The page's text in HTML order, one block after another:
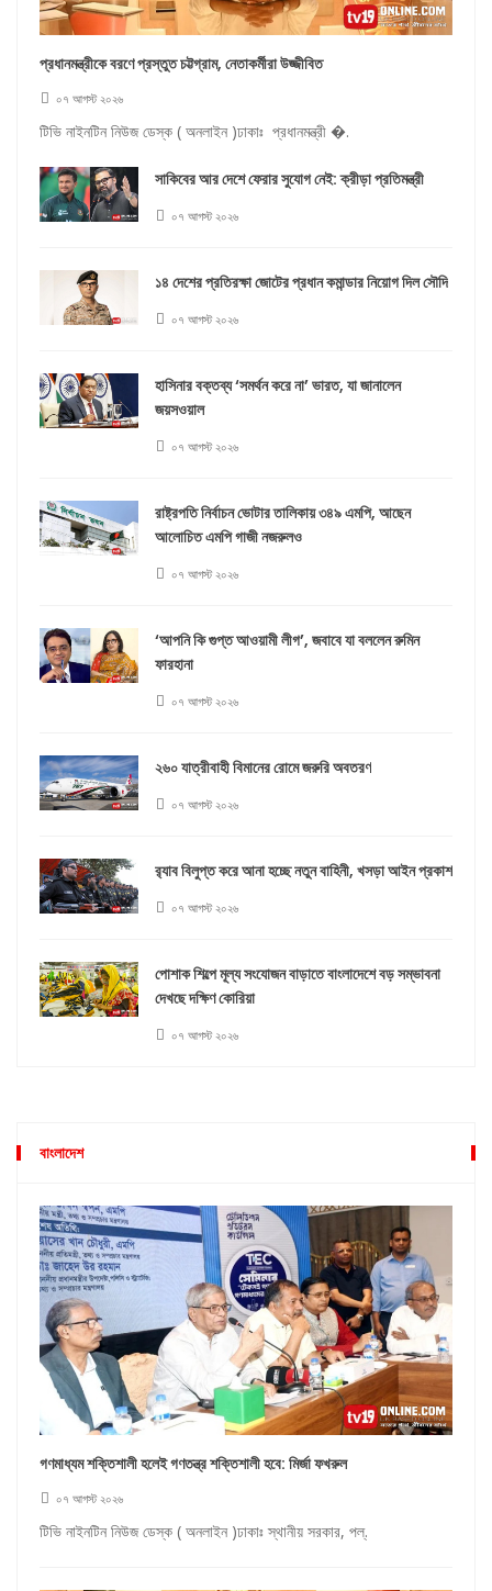
প্রধানমন্ত্রীকে বরণে প্রস্তুত চট্টগ্রাম, নেতাকর্মীরা উজ্জীবিত
০৭ আগস্ট ২০২৬
টিভি নাইনটিন নিউজ ডেস্ক ( অনলাইন )ঢাকাঃ প্রধানমন্ত্রী �.
সাকিবের আর দেশে ফেরার সুযোগ নেই: ক্রীড়া প্রতিমন্ত্রী
০৭ আগস্ট ২০২৬
১৪ দেশের প্রতিরক্ষা জোটের প্রধান কমান্ডার নিয়োগ দিল সৌদি
০৭ আগস্ট ২০২৬
হাসিনার বক্তব্য ‘সমর্থন করে না’ ভারত, যা জানালেন
জয়সওয়াল
০৭ আগস্ট ২০২৬
রাষ্ট্রপতি নির্বাচন ভোটার তালিকায় ৩৪৯ এমপি, আছেন
আলোচিত এমপি গাজী নজরুলও
০৭ আগস্ট ২০২৬
‘আপনি কি গুপ্ত আওয়ামী লীগ’, জবাবে যা বললেন রুমিন
ফারহানা
০৭ আগস্ট ২০২৬
২৬০ যাত্রীবাহী বিমানের রোমে জরুরি অবতরণ
০৭ আগস্ট ২০২৬
র‍্যাব বিলুপ্ত করে আনা হচ্ছে নতুন বাহিনী, খসড়া আইন প্রকাশ
০৭ আগস্ট ২০২৬
পোশাক শিল্পে মূল্য সংযোজন বাড়াতে বাংলাদেশে বড় সম্ভাবনা
দেখছে দক্ষিণ কোরিয়া
০৭ আগস্ট ২০২৬
বাংলাদেশ
গণমাধ্যম শক্তিশালী হলেই গণতন্ত্র শক্তিশালী হবে: মির্জা ফখরুল
০৭ আগস্ট ২০২৬
টিভি নাইনটিন নিউজ ডেস্ক ( অনলাইন )ঢাকাঃ স্থানীয় সরকার, পল্.